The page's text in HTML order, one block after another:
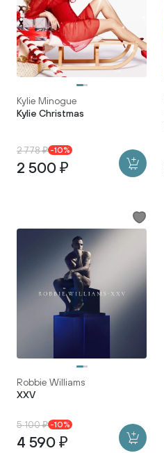
Kylie Minogue
Kylie Christmas
2 778 ₽ -10%
2 500 ₽
Robbie Williams
XXV
5 100 ₽ -10%
4 590 ₽